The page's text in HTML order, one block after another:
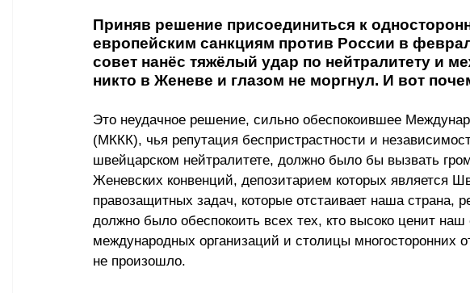
Приняв решение присоединиться к
европейским санкциям против России в
совет нанёс тяжёлый удар по нейтралитету и
никто в Женеве и глазом не моргнул. И вот
Это неудачное решение, сильно обеспокоившее
(МККК), чья репутация беспристрастности и
швейцарском нейтралитете, должно было бы вызвать
Женевских конвенций, депозитарием которых является
правозащитных задач, которые отстаивает наша страна,
должно было обеспокоить всех тех, кто высоко ценит
международных организаций и столицы многосторонних
не произошло.